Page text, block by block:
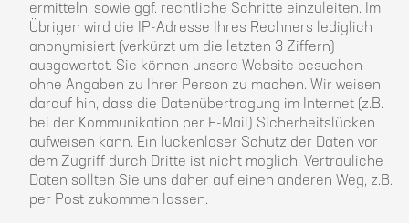
ermitteln, sowie ggf. rechtliche Schritte einzuleiten. Im
Übrigen wird die IP-Adresse Ihres Rechners lediglich
anonymisiert (verkürzt um die letzten 3 Ziffern)
ausgewertet. Sie können unsere Website besuchen
ohne Angaben zu Ihrer Person zu machen. Wir weisen
darauf hin, dass die Datenübertragung im Internet (z.B.
bei der Kommunikation per E-Mail) Sicherheitslücken
aufweisen kann. Ein lückenloser Schutz der Daten vor
dem Zugriff durch Dritte ist nicht möglich. Vertrauliche
Daten sollten Sie uns daher auf einen anderen Weg, z.B.
per Post zukommen lassen.